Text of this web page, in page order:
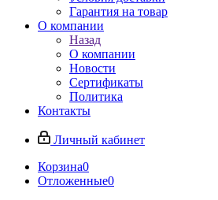
Гарантия на товар
О компании
Назад
О компании
Новости
Сертификаты
Политика
Контакты
Личный кабинет
Корзина0
Отложенные0